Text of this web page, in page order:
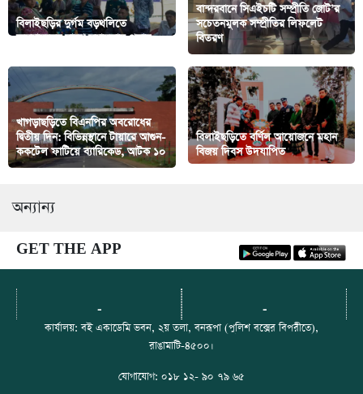
বিলাইছড়ির দুর্গম বড়থলিতে
অসহায়দের মাঝে সহায়তায় প্রদান
বান্দরবানে সিএইচটি সম্প্রীতি জোট’র
সচেতনমুলক সম্প্রীতির লিফলেট
বিতরণ
খাগড়াছড়িতে বিএনপির অবরোধের
দ্বিতীয় দিন: বিভিন্নস্থানে টায়ারে আগুন-
ককটেল ফাটিয়ে ব্যারিকেড, আটক ১০
বিলাইছড়িতে বর্ণিল আয়োজনে মহান
বিজয় দিবস উদযাপিত
অন্যান্য
GET THE APP
- -
কার্যালয়: বই একাডেমি ভবন, ২য় তলা, বনরূপা (পুলিশ বক্সের বিপরীতে),
রাঙামাটি-৪৫০০।
যোগাযোগ: ০১৮ ১২- ৯০ ৭৯ ৬৫